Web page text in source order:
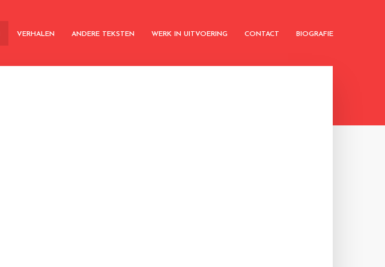
VERHALEN ANDERE TEKSTEN WERK IN UITVOERING CONTACT BIOGRAFIE